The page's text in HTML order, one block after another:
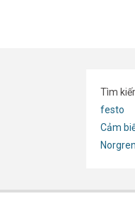
Tìm
festo
Cảm
Norgren